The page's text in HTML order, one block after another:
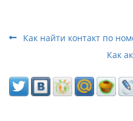
Как найти контакт по
Как